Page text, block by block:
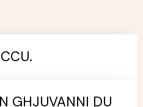
GHJUVANNI DU